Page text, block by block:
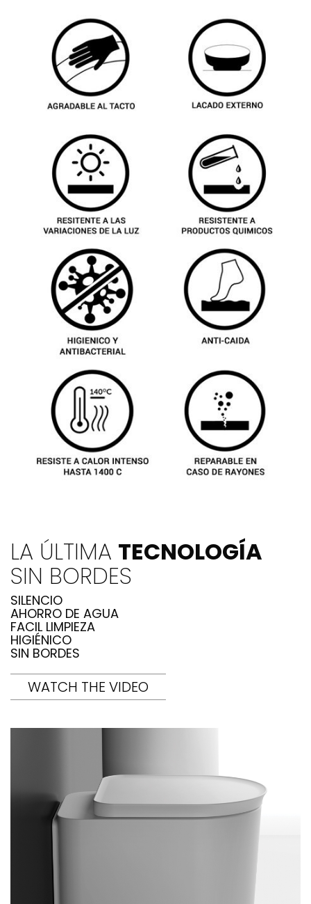
LA ÚLTIMA TECNOLOGÍA
SIN BORDES
SILENCIO
AHORRO DE AGUA
FACIL LIMPIEZA
HIGIÉNICO
SIN BORDES
WATCH THE VIDEO